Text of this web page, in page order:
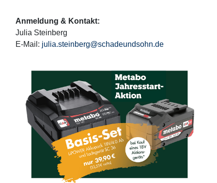
Anmeldung & Kontakt:
Julia Steinberg
E-Mail: julia.steinberg@schadeundsohn.de